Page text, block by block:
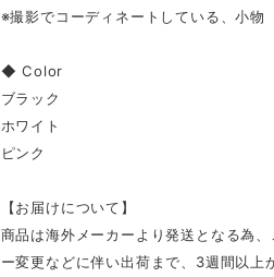
※撮影でコーディネートしている、小物
◆ Color
ブラック
ホワイト
ピンク
【お届けについて】
商品は海外メーカーより発送となる為
ー変更などに伴い出荷まで、3週間以上